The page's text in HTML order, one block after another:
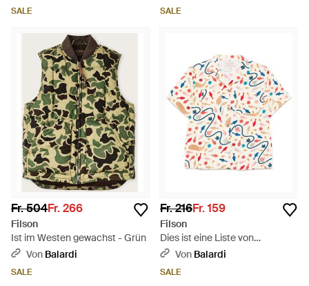
SALE SALE
Fr. 504Fr. 266
Filson
Ist im Westen gewachst - Grün
Von Balardi
SALE
Fr. 216Fr. 159
Filson
Dies ist eine Liste von
Unternehmen im Vereinigten
Von Balardi
SALE